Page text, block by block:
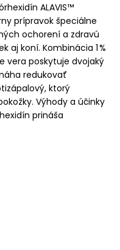
ALAVIS™
prípravok špeciálne
ochorení a zdravú
aj koní. Kombinácia 1 %
vera poskytuje dvojaký
redukovať
ktorý
Výhody a účinky
prináša